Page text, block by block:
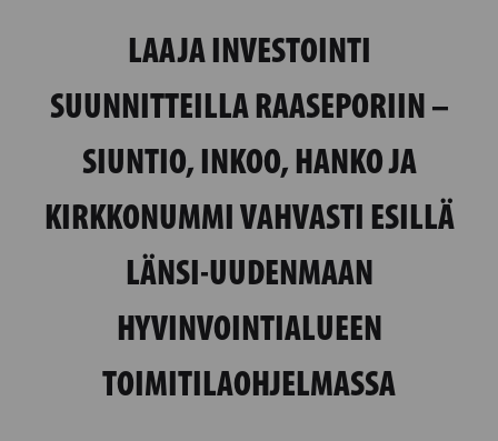
LAAJA INVESTOINTI
SUUNNITTEILLA RAASEPORIIN –
SIUNTIO, INKOO, HANKO JA
KIRKKONUMMI VAHVASTI ESILLÄ
LÄNSI-UUDENMAAN
HYVINVOINTIALUEEN
TOIMITILAOHJELMASSA